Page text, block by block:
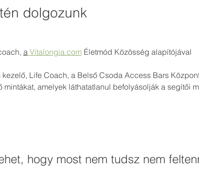
dolgozunk
a Vitalongia.com Életmód Közösség alapítójával
Life Coach, a Belső Csoda Access Bars
mintákat, amelyek láthatatlanul befolyásolják a segítői
hogy most nem tudsz nem